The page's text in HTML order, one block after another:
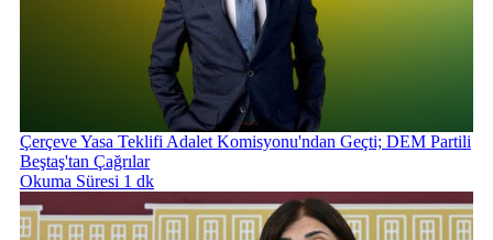
Çerçeve Yasa Teklifi Adalet Komisyonu'ndan Geçti; DEM Partili
Beştaş'tan Çağrılar
Okuma Süresi 1 dk